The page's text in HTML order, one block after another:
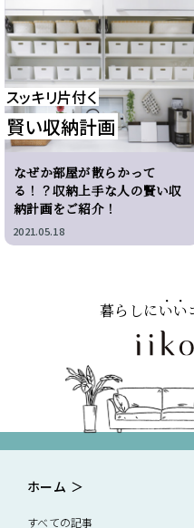
スッキリ片付く
賢い収納計画
なぜか部屋が散らかって
る！？収納上手な人の賢い収
納計画をご紹介！
2021.05.18
暮らしにいい
ホーム
すべての記事